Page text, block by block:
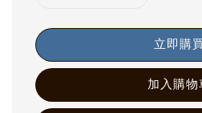
立即購
加入購物